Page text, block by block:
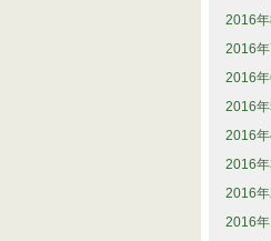
2016年
2016年
2016年
2016年
2016年
2016年
2016年
2016年